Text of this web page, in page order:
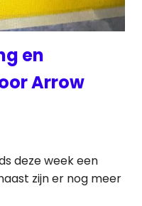
en
Arrow
deze week een
zijn er nog meer